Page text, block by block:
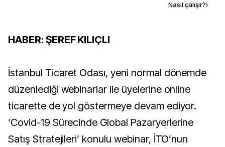
Nasıl çalışır?›
HABER: ŞEREF KILIÇLI
İstanbul Ticaret Odası, yeni normal dönemde
düzenlediği webinarlar ile üyelerine online
ticarette de yol göstermeye devam ediyor.
‘Covid-19 Sürecinde Global Pazaryerlerine
Satış Stratejileri’ konulu webinar, İTO’nun